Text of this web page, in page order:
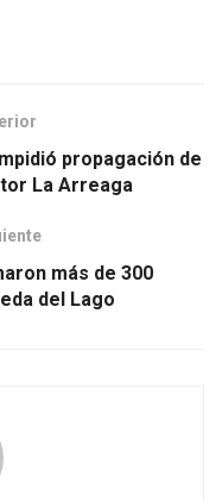
propagación de
La Arreaga
más de 300
del Lago